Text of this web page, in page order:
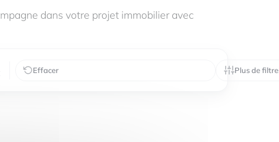
dans votre projet immobilier avec
Effacer Plus de